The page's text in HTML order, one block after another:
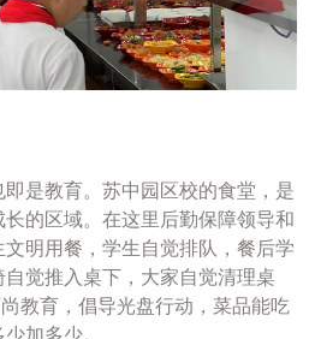
是教育。苏中园区校的食堂，是
的区域。在这里后勤保障领导和
明用餐，学生自觉排队，餐后学
觉推入桌下，大家自觉清理桌
教育，倡导光盘行动，菜品能吃